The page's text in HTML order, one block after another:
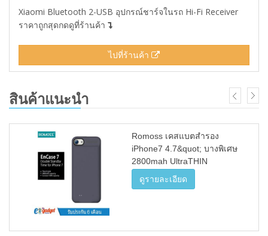
Xiaomi Bluetooth 2-USB อุปกรณ์ชาร์จในรถ Hi-Fi Receiver
ราคาถูกสุดกดดูที่ร้านค้า
ไปที่ร้านค้า
สินค้าแนะนำ
Romoss เคสแบตสำรอง
iPhone7 4.7&quot; บางพิเศษ
2800mah UltraTHIN
Powerbank Case 2800 mAh
เคสแบตมือถือบางพิเศษ เคส
ดูรายละเอียด